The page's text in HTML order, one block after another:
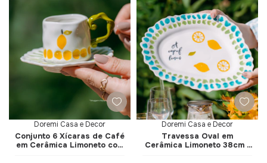
Doremi Casa e Decor
Conjunto 6 Xícaras de Café
em Cerâmica Limoneto com
Doremi Casa e Decor
Travessa Oval em
Cerâmica Limoneto 38cm -